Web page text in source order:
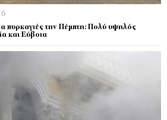
πυρκαγιές την Πέμπτη: Πολύ υψηλός
και Εύβοια